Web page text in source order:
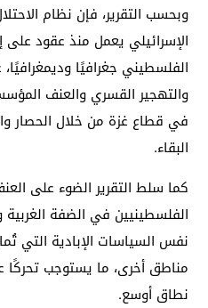
وبحسب التقرير، فإن نظام
الإسرائيلي يعمل منذ عقود على
الفلسطيني جغرافيًا
والتهجير القسري والعنف
في قطاع غزة من خلال الحصار
البقاء.
كما سلط التقرير الضوء على
الفلسطينيين في الضفة الغربية
نفس السياسات الإبادية التي
مناطق أخرى، ما يستوجب تحركًا
نطاق أوسع.